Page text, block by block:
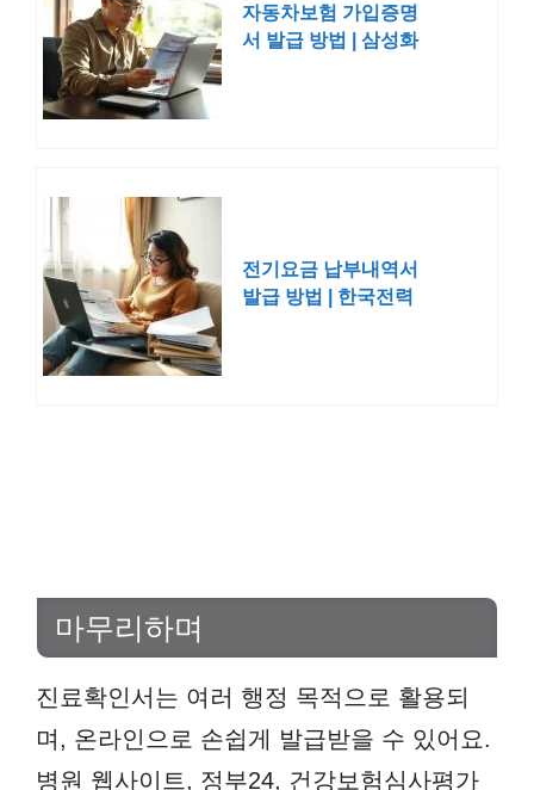
자동차보험 가입증명
서 발급 방법 | 삼성화
전기요금 납부내역서
발급 방법 | 한국전력
마무리하며
진료확인서는 여러 행정 목적으로 활용되
며, 온라인으로 손쉽게 발급받을 수 있어요.
병원 웹사이트, 정부24, 건강보험심사평가